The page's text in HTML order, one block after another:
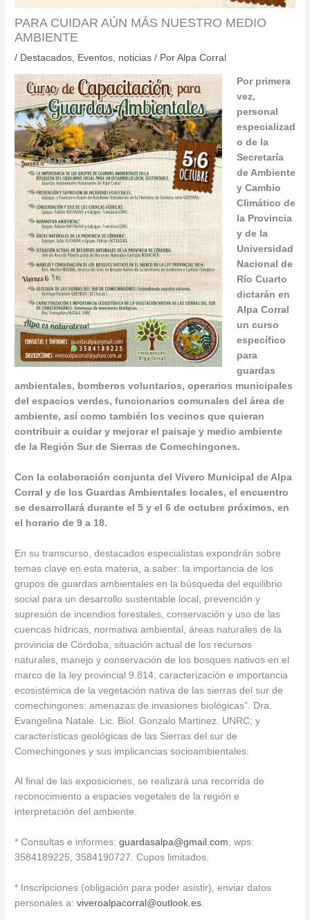
PARA CUIDAR AÚN MÁS NUESTRO MEDIO
AMBIENTE
/ Destacados, Eventos, noticias / PorAlpa Corral
Por primera
vez,
personal
especializad
o de la
Secretaría
de Ambiente
y Cambio
Climático de
la Provincia
y de la
Universidad
Nacional de
Río Cuarto
dictarán en
Alpa Corral
un curso
específico
para
guardas
ambientales, bomberos voluntarios, operarios municipales
del espacios verdes, funcionarios comunales del área de
ambiente, así como también los vecinos que quieran
contribuir a cuidar y mejorarel paisaje y medio ambiente
de la Región Sur de Sierras de Comechingones.
Con la colaboración conjunta del Vivero Municipal de Alpa
Corral y de los Guardas Ambientales locales, el encuentro
se desarrollará durante el 5 y el 6 de octubre próximos, en
el horario de 9 a 18.
En su transcurso, destacados especialistas expondrán sobre
temas clave en esta materia, a saber: la importancia de los
grupos de guardas ambientales en la búsqueda del equilibrio
social para un desarrollo sustentable local, prevención y
supresión de incendios forestales, conservación y uso de las
cuencas hídricas, normativa ambiental, áreas naturales de la
provincia de Córdoba, situación actual de los recursos
naturales, manejo y conservación de los bosques nativos en el
marco de la ley provincial 9.814, caracterización e importancia
ecosistémica de la vegetación nativa de las sierras del sur de
comechingones: amenazas de invasiones biológicas”. Dra.
Evangelina Natale. Lic. Biol. Gonzalo Martinez. UNRC; y
características geológicas de las Sierras del sur de
Comechingones y sus implicancias socioambientales.
Al final de las exposiciones, se realizará una recorrida de
reconocimiento a espacies vegetales de la región e
interpretación del ambiente.
* Consultas e informes:guardasalpa@gmail.com, wps:
3584189225, 3584190727. Cupos limitados.
* Inscripciones (obligación para poder asistir), enviar datos
personales a:viveroalpacorral@outlook.es.